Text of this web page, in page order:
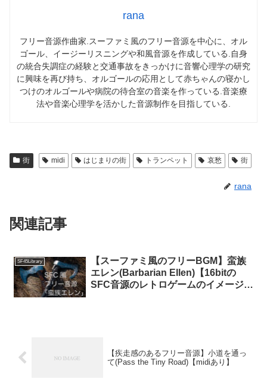
rana
フリー音源作曲家.スーファミ風のフリー音源を中心に、オル
ゴール、イージーリスニングや和風音源を作成している.自身
の統合失調症の経験と交通事故をきっかけに音響心理学の研究
に興味を再び持ち、オルゴールの応用として赤ちゃんの寝かし
つけのオルゴールや病院の待合室の音楽を作っている.音楽療
法や音楽心理学を活かした音源制作を目指している.
街 midi はじまりの街 トランペット 哀愁 街
rana
関連記事
SF45Library
【スーファミ風のフリーBGM】蛮族
エレン(Barbarian Ellen)【16bitの
SFC音源のレトロゲームのイメージ】
【疾走感のあるフリー音源】小道を通っ
て(Pass the Tiny Road)【midiあり】